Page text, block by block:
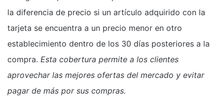
la diferencia de precio si un artículo adquirido con la
tarjeta se encuentra a un precio menor en otro
establecimiento dentro de los 30 días posteriores a la
compra. Esta cobertura permite a los clientes
aprovechar las mejores ofertas del mercado y evitar
pagar de más por sus compras.